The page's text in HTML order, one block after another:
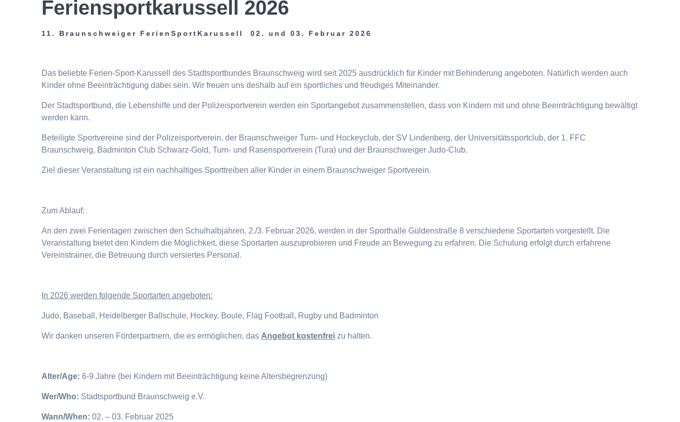
Feriensportkarussell 2026
11. Braunschweiger FerienSportKarussell 02. und 03. Februar 2026
Das beliebte Ferien-Sport-Karussell des Stadtsportbundes Braunschweig wird seit 2025 ausdrücklich für Kinder mit Behinderung angeboten. Natürlich werden auch
Kinder ohne Beeinträchtigung dabei sein. Wir freuen uns deshalb auf ein sportliches und freudiges Miteinander.
Der Stadtsportbund, die Lebenshilfe und der Polizeisportverein werden ein Sportangebot zusammenstellen, dass von Kindern mit und ohne Beeinträchtigung bewältigt
werden kann.
Beteiligte Sportvereine sind der Polizeisportverein, der Braunschweiger Turn- und Hockeyclub, der SV Lindenberg, der Universitätssportclub, der 1. FFC
Braunschweig, Badminton Club Schwarz-Gold, Turn- und Rasensportverein (Tura) und der Braunschweiger Judo-Club.
Ziel dieser Veranstaltung ist ein nachhaltiges Sporttreiben aller Kinder in einem Braunschweiger Sportverein.
Zum Ablauf:
An den zwei Ferientagen zwischen den Schulhalbjahren, 2./3. Februar 2026, werden in der Sporthalle Güldenstraße 8 verschiedene Sportarten vorgestellt. Die
Veranstaltung bietet den Kindern die Möglichkeit, diese Sportarten auszuprobieren und Freude an Bewegung zu erfahren. Die Schulung erfolgt durch erfahrene
Vereinstrainer, die Betreuung durch versiertes Personal.
n 2026 werden folgende Sportarten angeboten:
Judo, Baseball, Heidelberger Ballschule, Hockey, Boule, Flag Football, Rugby und Badminton
Wir danken unseren Förderpartnern, die es ermöglichen, das Angebot kostenfrei zu halten.
Alter/Age:6-9 Jahre (bei Kindern mit Beeinträchtigung keine Altersbegrenzung)
Wer/Who: Stadtsportbund Braunschweig e.V.
Wann/When:02. – 03. Februar 2025